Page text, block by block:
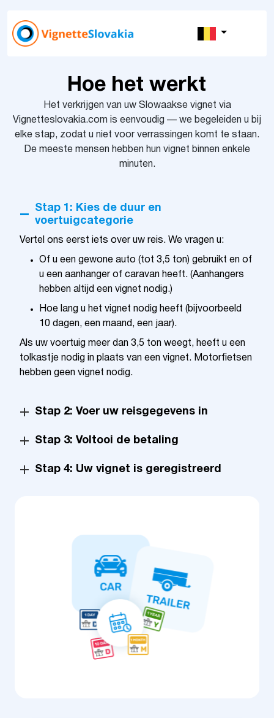
Hoe het werkt
Het verkrijgen van uw Slowaakse vignet via
Vignetteslovakia.com is eenvoudig — we begeleiden u bij
elke stap, zodat u niet voor verrassingen komt te staan.
De meeste mensen hebben hun vignet binnen enkele
minuten.
Stap 1: Kies de duur en
voertuigcategorie
Vertel ons eerst iets over uw reis. We vragen u:
Of u een gewone auto (tot 3,5 ton) gebruikt en of
u een aanhanger of caravan heeft. (Aanhangers
hebben altijd een vignet nodig.)
Hoe lang u het vignet nodig heeft (bijvoorbeeld
10 dagen, een maand, een jaar).
Als uw voertuig meer dan 3,5 ton weegt, heeft u een
tolkastje nodig in plaats van een vignet. Motorfietsen
hebben geen vignet nodig.
Stap 2: Voer uw reisgegevens in
Stap 3: Voltooi de betaling
Stap 4: Uw vignet is geregistreerd